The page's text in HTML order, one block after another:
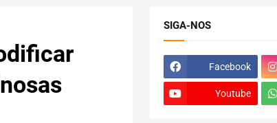
SIGA-NOS
Facebook
Youtube